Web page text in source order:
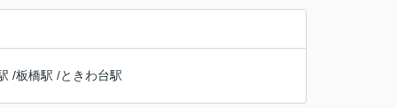
/板橋駅 /ときわ台駅